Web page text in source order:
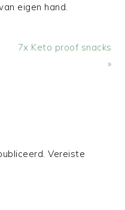
eigen hand.
Volgend
7x Keto proof snacks
»
Vereiste